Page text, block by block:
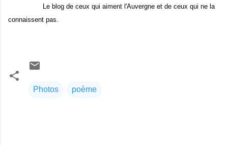
Le blog de ceux qui aiment l'Auvergne et de ceux qui ne la
connaissent pas.
Photos poème